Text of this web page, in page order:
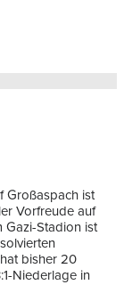
Großaspach ist
Vorfreude auf
Gazi-Stadion ist
bisher 20
Niederlage in